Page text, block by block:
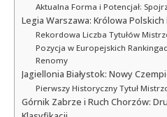
Aktualna Forma i Potencjał:
Legia Warszawa: Królowa
Rekordowa Liczba Tytułów
Pozycja w Europejskich
Renomy
Jagiellonia Białystok: Nowy
Pierwszy Historyczny Tytuł
Górnik Zabrze i Ruch Chorzów: